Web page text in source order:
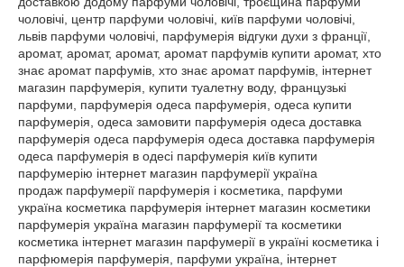
чоловічі, центр парфуми чоловічі, київ парфуми чоловічі,
львів парфуми чоловічі, парфумерія відгуки духи з франції,
аромат, аромат, аромат, аромат парфумів купити аромат, хто
знає аромат парфумів, хто знає аромат парфумів, інтернет
магазин парфумерія, купити туалетну воду, французькі
парфуми, парфумерія одеса парфумерія, одеса купити
парфумерія, одеса замовити парфумерія одеса доставка
парфумерія одеса парфумерія одеса доставка парфумерія
одеса парфумерія в одесі парфумерія київ купити
парфумерію інтернет магазин парфумерії україна
продаж парфумерії парфумерія і косметика, парфуми
україна косметика парфумерія інтернет магазин косметики
парфумерія україна магазин парфумерії та косметики
косметика інтернет магазин парфумерії в україні косметика і
парфюмерія парфумерія, парфуми україна, інтернет